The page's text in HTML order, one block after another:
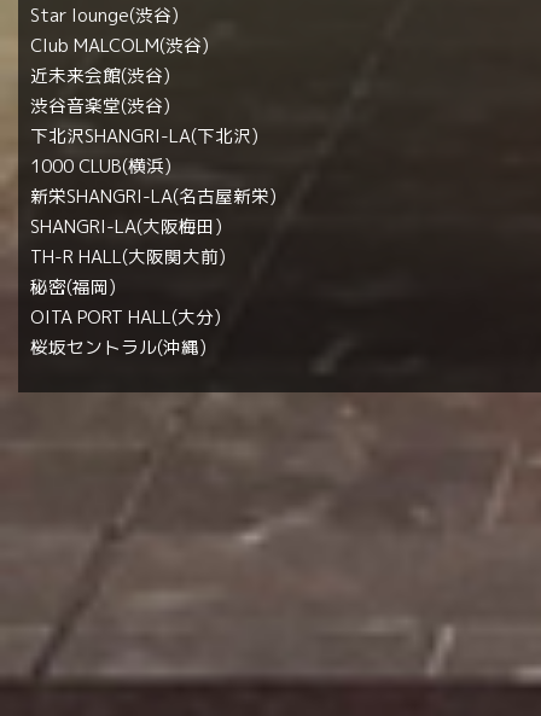
Star lounge(渋谷)
Club MALCOLM(渋谷)
近未来会館(渋谷)
渋谷音楽堂(渋谷)
下北沢SHANGRI-LA(下北沢)
1000 CLUB(横浜)
新栄SHANGRI-LA(名古屋新栄)
SHANGRI-LA(大阪梅田)
TH-R HALL(大阪関大前)
秘密(福岡)
OITA PORT HALL(大分)
桜坂セントラル(沖縄)